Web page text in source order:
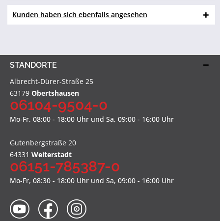
Kunden haben sich ebenfalls angesehen
STANDORTE
Albrecht-Dürer-Straße 25
63179 Obertshausen
06104-9504-0
Mo-Fr, 08:00 - 18:00 Uhr und Sa, 09:00 - 16:00 Uhr
Gutenbergstraße 20
64331 Weiterstadt
06151-785387-0
Mo-Fr, 08:30 - 18:00 Uhr und Sa, 09:00 - 16:00 Uhr